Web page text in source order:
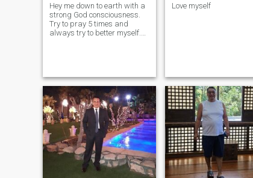
Hey me down to earth with a
strong God consciousness.
Try to pray 5 times and
always try to better myself.
Love myself